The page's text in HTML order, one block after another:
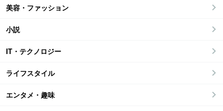
美容・ファッション
小説
IT・テクノロジー
ライフスタイル
エンタメ・趣味